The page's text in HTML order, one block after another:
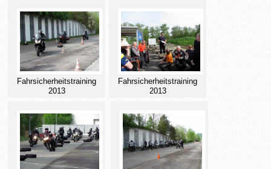
Fahrsicherheitstraining
2013
Fahrsicherheitstraining
2013